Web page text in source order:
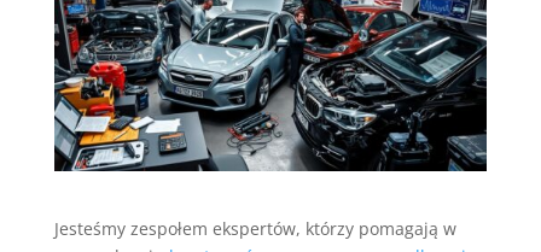
Jesteśmy zespołem ekspertów, którzy pomagają w